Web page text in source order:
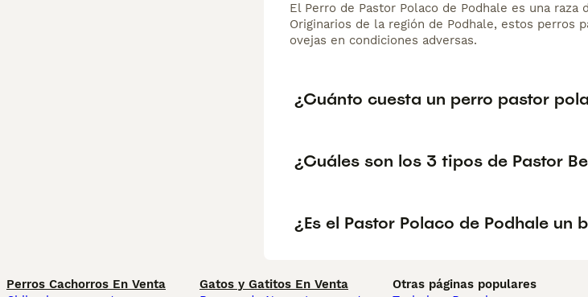
El Perro de Pastor Polaco de Podhale es una
Originarios de la región de Podhale, estos perros
ovejas en condiciones adversas.
¿Cuánto cuesta un perro pastor
¿Cuáles son los 3 tipos de Pastor
¿Es el Pastor Polaco de Podhale un
Perros Cachorros En Venta
Gatos y Gatitos En Venta
Otras páginas populares